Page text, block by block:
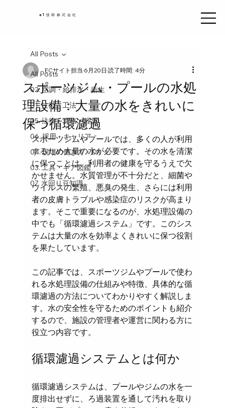
a1技研株式会社
All Posts
02. 空調・給排水・衛生
01. 技術・工法
05. 法律・資格・経営
06. 採用・キャリア
04. 現場の働き方・DX
03. 工具・ギア図鑑
07. 水回り豆知識
All Posts
スポーツジム・プールの水処
理設備：大量の水をきれいに
保つ循環濾過
ECサイト担当6月20日 読了時間: 4分
スポーツジムやプールでは、多くの人が利用
するため大量の水が必要です。その水を清潔
に保つことは、利用者の健康を守るうえで欠
かせません。水質管理が不十分だと、細菌や
ウイルスの繁殖、悪臭の発生、さらには利用
者の皮膚トラブルや感染症のリスクが高まり
ます。そこで重要になるのが、水処理設備の
中でも「循環濾過システム」です。このシス
テムは大量の水を効率よくきれいに保つ役割
を果たしています。
この記事では、スポーツジムやプールで使わ
れる水処理設備の仕組みや特徴、具体的な循
環濾過の方法についてわかりやすく解説しま
す。水の安全性を守るためのポイントも紹介
するので、施設の管理者や運営に関わる方に
役立つ内容です。
循環濾過システムとは何か
循環濾過システムは、プールやジムの水を一
度排出せずに、ろ過装置を通して汚れを取り